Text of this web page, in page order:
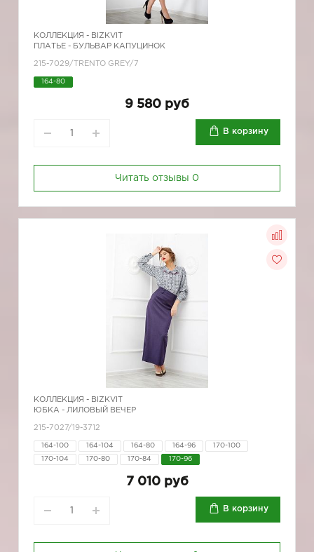
КОЛЛЕКЦИЯ - BIZKVIT
ПЛАТЬЕ - БУЛЬВАР КАПУЦИНОК
215-7029/TRENTO GREY/7
164-80
9 580 руб
В корзину
Читать отзывы 0
КОЛЛЕКЦИЯ - BIZKVIT
ЮБКА - ЛИЛОВЫЙ ВЕЧЕР
215-7027/19-3712
164-100 164-104 164-80 164-96 170-100
170-104 170-80 170-84 170-96
7 010 руб
В корзину